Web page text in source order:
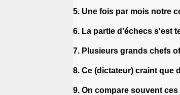
5. Une fois par mois notre
6. La partie d'échecs s'est
7. Plusieurs grands chefs
8. Ce (dictateur) craint que
9. On compare souvent